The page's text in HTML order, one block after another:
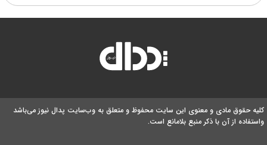
کلیه حقوق مادی و معنوی این سایت محفوظ و متعلق به وب‌سایت پدال نیوز می‌باشد
واستفاده از آن با ذکر منبع بلامانع است.